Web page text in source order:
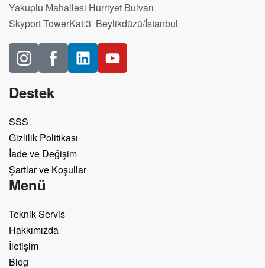
Yakuplu Mahallesi Hürriyet Bulvarı
Skyport TowerKat:3 Beylikdüzü/İstanbul
Destek
SSS
Gizlilik Politikası
İade ve Değişim
Şartlar ve Koşullar
Menü
Teknik Servis
Hakkımızda
İletişim
Blog